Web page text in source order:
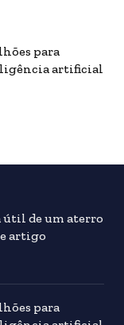
para
artificial
útil de um aterro
artigo
para